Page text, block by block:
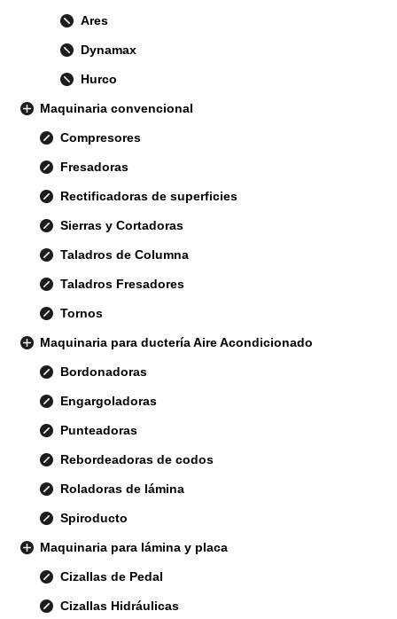
Ares
Dynamax
Hurco
Maquinaria convencional
Compresores
Fresadoras
Rectificadoras de superficies
Sierras y Cortadoras
Taladros de Columna
Taladros Fresadores
Tornos
Maquinaria para ductería Aire Acondicionado
Bordonadoras
Engargoladoras
Punteadoras
Rebordeadoras de codos
Roladoras de lámina
Spiroducto
Maquinaria para lámina y placa
Cizallas de Pedal
Cizallas Hidráulicas